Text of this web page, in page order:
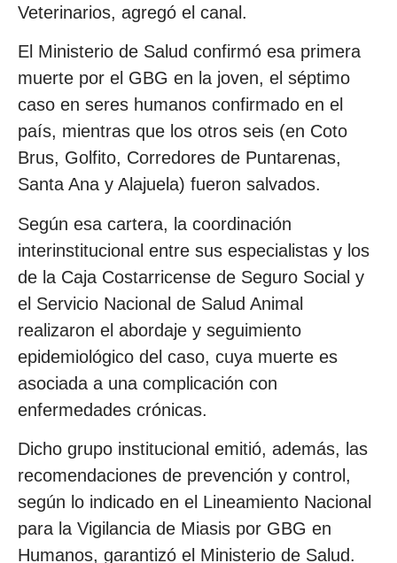
Veterinarios, agregó el canal.
El Ministerio de Salud confirmó esa primera
muerte por el GBG en la joven, el séptimo
caso en seres humanos confirmado en el
país, mientras que los otros seis (en Coto
Brus, Golfito, Corredores de Puntarenas,
Santa Ana y Alajuela) fueron salvados.
Según esa cartera, la coordinación
interinstitucional entre sus especialistas y los
de la Caja Costarricense de Seguro Social y
el Servicio Nacional de Salud Animal
realizaron el abordaje y seguimiento
epidemiológico del caso, cuya muerte es
asociada a una complicación con
enfermedades crónicas.
Dicho grupo institucional emitió, además, las
recomendaciones de prevención y control,
según lo indicado en el Lineamiento Nacional
para la Vigilancia de Miasis por GBG en
Humanos, garantizó el Ministerio de Salud.